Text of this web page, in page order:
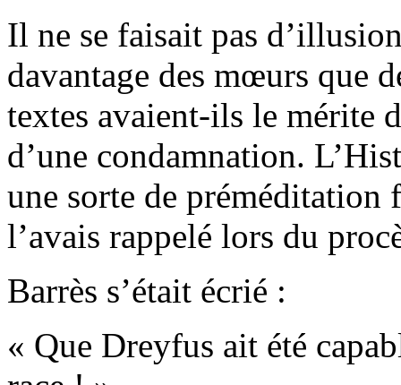
Il ne se faisait pas
davantage des mœurs que
textes avaient-ils le mérite
d’une condamnation.
une sorte de préméditation
l’avais rappelé lors du
Barrès s’était écrié :
« Que Dreyfus ait été